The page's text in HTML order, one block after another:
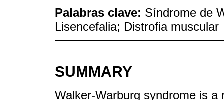
Palabras clave: Síndrome de
Lisencefalia; Distrofia muscular
SUMMARY
Walker-Warburg syndrome is